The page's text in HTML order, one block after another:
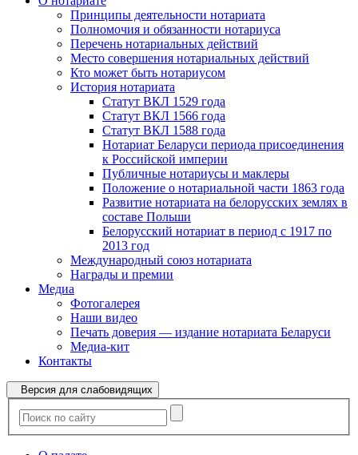
Принципы деятельности нотариата
Полномочия и обязанности нотариуса
Перечень нотариальных действий
Место совершения нотариальных действий
Кто может быть нотариусом
История нотариата
Статут ВКЛ 1529 года
Статут ВКЛ 1566 года
Статут ВКЛ 1588 года
Нотариат Беларуси периода присоединения
к Российской империи
Публичные нотариусы и маклеры
Положение о нотариальной части 1863 года
Развитие нотариата на белорусских землях в
составе Польши
Белорусский нотариат в период с 1917 по
2013 год
Международный союз нотариата
Награды и премии
Медиа
Фотогалерея
Наши видео
Печать доверия — издание нотариата Беларуси
Медиа-кит
Контакты
Версия для слабовидящих